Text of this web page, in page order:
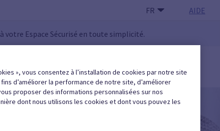
FR AIDE
votre Espace Sécurisé en toute simplicité.
Trouver une entreprise agréée
», vous consentez à l’installation de cookies par notre site
d’améliorer la performance de notre site, d’améliorer
proposer des informations personnalisées sur nos
dont nous utilisons les cookies et dont vous pouvez les